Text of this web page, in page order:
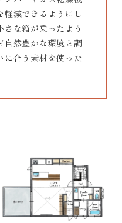
軽減できるようにし
な箱が乗ったよう
自然豊かな環境と調
に合う素材を使った